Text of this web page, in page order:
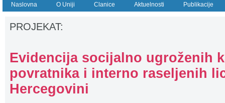
Naslovna O Uniji Clanice Aktuelnosti Publikacije
PROJEKAT:
Evidencija socijalno ugroženih
povratnika i interno raseljenih
Hercegovini